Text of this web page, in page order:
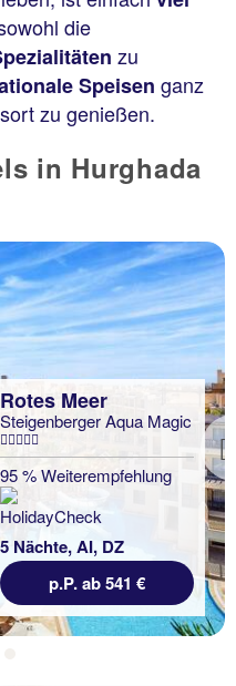
die
zu
Speisen ganz
zu genießen.
in Hurghada
Rotes Meer
Steigenberger Aqua Magic
95 % Weiterempfehlung
5 Nächte, AI, DZ
p.P. ab 541 €